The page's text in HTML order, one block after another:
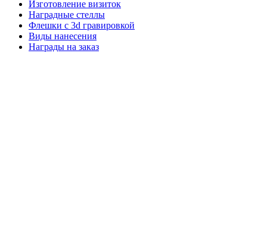
Изготовление визиток
Наградные стеллы
Флешки с 3d гравировкой
Виды нанесения
Награды на заказ